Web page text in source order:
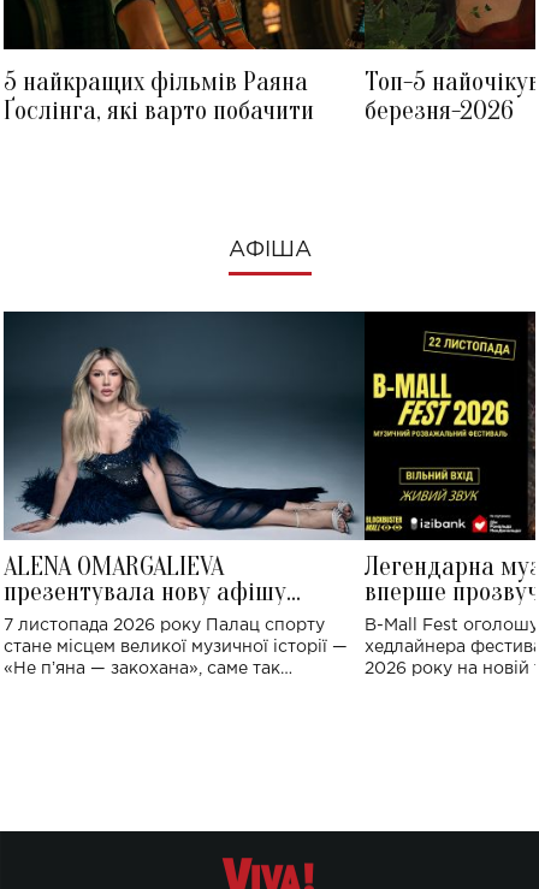
5 найкращих фільмів Раяна
Ґослінга, які варто побачити
Топ-5
березня-2026
АФІША
ALENA OMARGALIEVA
презентувала нову афішу
великого концерту в Палаці
спорту
7 листопада 2026 року Палац спорту
стане місцем великої музичної історії —
«Не пʼяна — закохана», саме так
Легендарна
вперше
Україні: де
B-Mall Fest
хедлайнера
2026 року на новій